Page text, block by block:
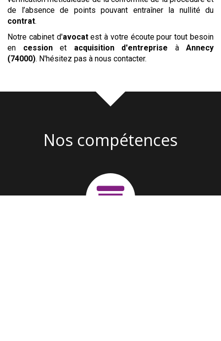
de l’absence de points pouvant entraîner la nullité du
contrat.
Notre cabinet d'avocatest à votre écoute pour tout besoin
en cession et acquisition d'entreprise à
Annecy
(74000). N'hésitez pas à nous contacter.
Nos compétences